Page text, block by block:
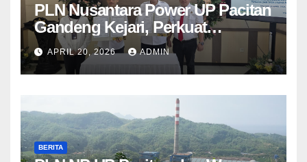
PLN Nusantara Power UP Pacitan
Gandeng Kejari, Perkuat
Penanganan Hukum Perdata dan
TUN
APRIL 20, 2026 ADMIN
BERITA